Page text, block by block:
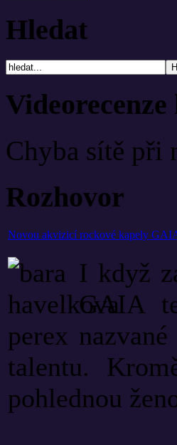
Hledat
Chyba sítě při
Rozhovor
Novou akvizicí rockové kapely
I když
GAIA
talentu.
pohlednou